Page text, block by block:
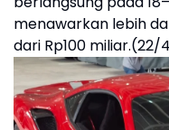
menawarkan lebih
dari Rp100 miliar.(22/